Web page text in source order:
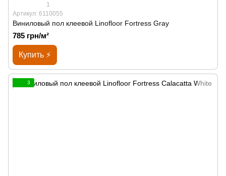
1
Артикул: 6110055
Виниловый пол клеевой Linofloor Fortress Gray
785 грн/м²
Купить ⚡
3